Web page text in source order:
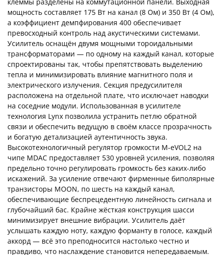
клеммы разделены на коммутационной панели. Выходная
мощность составляет 175 Вт на канал (8 Ом) и 350 Вт (4 Ом),
а коэффициент демпфирования 400 обеспечивает
превосходный контроль над акустическими системами.
Усилитель оснащён двумя мощными тороидальными
трансформаторами — по одному на каждый канал, которые
спроектированы так, чтобы препятствовать выделению
тепла и минимизировать влияние магнитного поля и
электрического излучения. Секция предусилителя
расположена на отдельной плате, что исключает наводки
на соседние модули. Использованная в усилителе
технология Lynx позволила устранить петлю обратной
связи и обеспечить ведущую в своём классе прозрачность
и богатую детализацией аутентичность звука.
Высокотехнологичный регулятор громкости M-eVOL2 на
чипе MDAC предоставляет 530 уровней усиления, позволяя
предельно точно регулировать громкость без каких-либо
искажений. За усиление отвечают фирменные биполярные
транзисторы MOON, по шесть на каждый канал,
обеспечивающие беспрецедентную линейность сигнала и
глубочайший бас. Крайне жёсткая конструкция шасси
минимизирует внешние вибрации. Усилитель даёт
услышать каждую ноту, каждую форманту в голосе, каждый
аккорд — всё это преподносится настолько честно и
правдиво, что наслаждение становится непередаваемым.